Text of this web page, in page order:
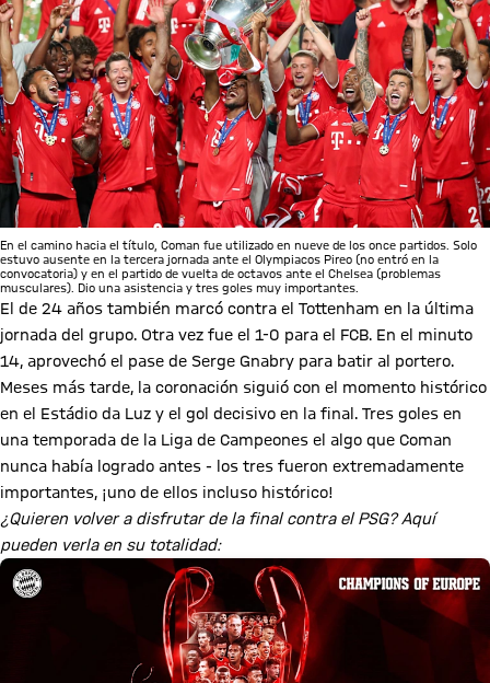
En el camino hacia el título, Coman fue utilizado en nueve de los once partidos. Solo
estuvo ausente en la tercera jornada ante el Olympiacos Pireo (no entró en la
convocatoria) y en el partido de vuelta de octavos ante el Chelsea (problemas
musculares). Dio una asistencia y tres goles muy importantes.
El de 24 años también marcó contra el Tottenham en la última
jornada del grupo. Otra vez fue el 1-0 para el FCB. En el minuto
14, aprovechó el pase de Serge Gnabry para batir al portero.
Meses más tarde, la coronación siguió con el momento histórico
en el Estádio da Luz y el gol decisivo en la final. Tres goles en
una temporada de la Liga de Campeones el algo que Coman
nunca había logrado antes - los tres fueron extremadamente
importantes, ¡uno de ellos incluso histórico!
¿Quieren volver a disfrutar de la final contra el PSG? Aquí
pueden verla en su totalidad: